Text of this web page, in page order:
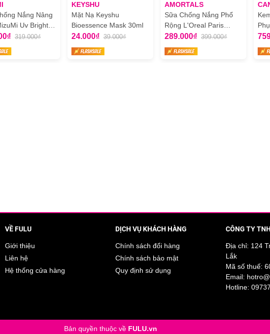
Nắng Nâng
Uv Bright
Tone Up
319.000₫
KEYSHU
Mặt Nạ Keyshu
Bioessence Mask 30ml
24.000₫ 39.000₫
AMORTALS
Sữa Chống Nắng Phổ
Rộng L'Oreal Paris
Glycolic Bright Anti Dark
Spot Mờ Thâm Nám
50ml
289.000₫ 399.000₫
&
VỀ FULU
Giới thiệu
Liên hệ
Hệ thống cửa hàng
DỊCH VỤ KHÁCH HÀNG
Chính sách đổi hàng
Chính sách bảo mật
Quy định sử dụng
CÔNG TY
Địa chỉ: 124
Lắk
Mã số thuế:
Email:
Hotline:
Bản quyền thuộc về FULU.vn